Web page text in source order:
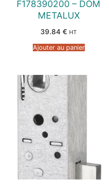
F178390200 – DOM
METALUX
39.84 € HT
Ajouter au panier